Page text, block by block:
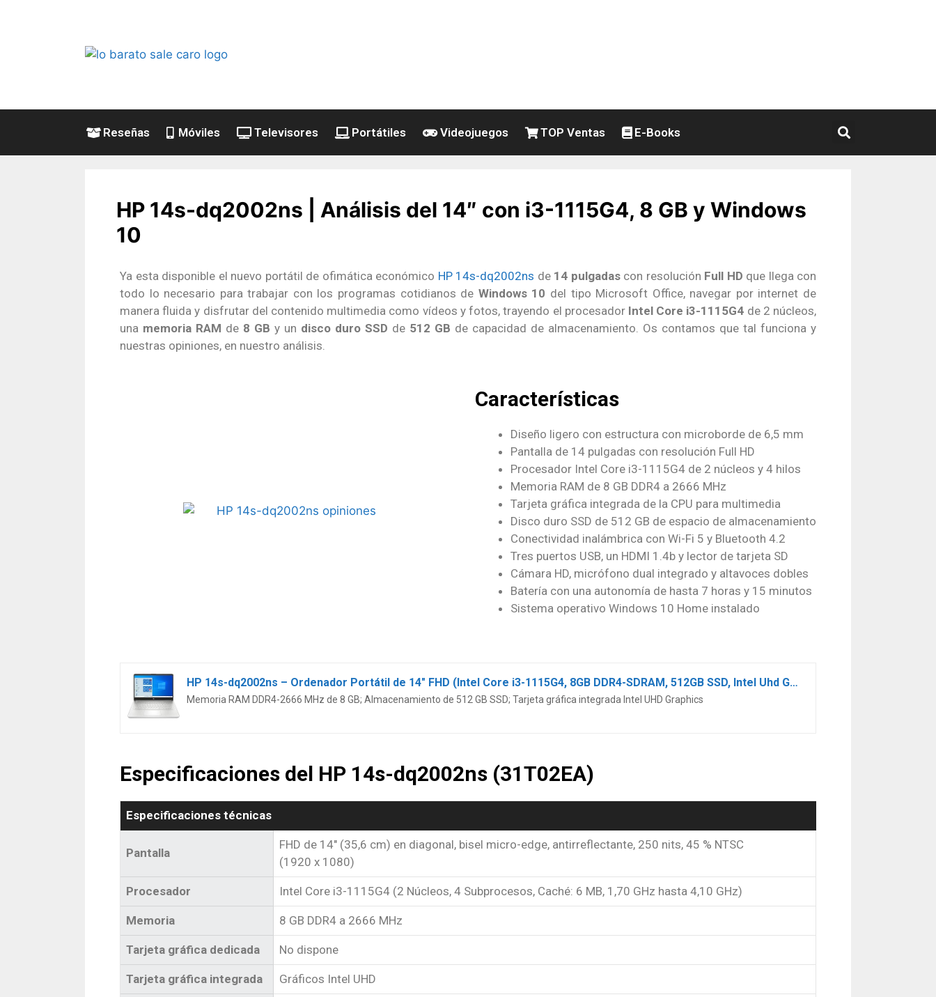
Reseñas Móviles Televisores Portátiles Videojuegos TOP Ventas E-Books
HP 14s-dq2002ns | Análisis del 14″ con i3-1115G4, 8 GB y Windows
10
Ya esta disponible el nuevo portátil de ofimática económico HP 14s-dq2002ns de 14 pulgadascon resolución Full HD que llega con
todo lo necesario para trabajar con los programas cotidianos de Windows 10 del tipo Microsoft Office, navegar por internet de
manera fluida y disfrutar del contenido multimedia como vídeos y fotos, trayendo el procesador Intel Core i3-1115G4 de 2 núcleos,
una memoria RAM de 8 GB y un disco duro SSD de 512 GB de capacidad de almacenamiento. Os contamos que tal funciona y
nuestras opiniones, en nuestro análisis.
Características
Diseño ligero con estructura con microborde de 6,5 mm
Pantalla de 14 pulgadas con resolución Full HD
Procesador Intel Core i3-1115G4 de 2 núcleos y 4 hilos
Memoria RAM de 8 GB DDR4 a 2666 MHz
Tarjeta gráfica integrada de la CPU para multimedia
Disco duro SSD de 512 GB de espacio de almacenamiento
Conectividad inalámbrica con Wi-Fi 5 y Bluetooth 4.2
Tres puertos USB, un HDMI 1.4b y lector de tarjeta SD
Cámara HD, micrófono dual integrado y altavoces dobles
Batería con una autonomía de hasta 7 horas y 15 minutos
Sistema operativo Windows 10 Home instalado
HP 14s-dq2002ns – Ordenador Portátil de 14″ FHD (Intel Core i3-1115G4, 8GB DDR4-SDRAM, 512GB SSD, Intel Uhd Graphics, Windows 10) Plata – Teclado QWERTY Español
Memoria RAM DDR4-2666 MHz de 8 GB; Almacenamiento de 512 GB SSD; Tarjeta gráfica integrada Intel UHD Graphics
Especificaciones del HP 14s-dq2002ns (31T02EA)
Especificaciones técnicas
Pantalla
FHD de 14″ (35,6 cm) en diagonal, bisel micro-edge, antirreflectante, 250 nits, 45 % NTSC
(1920 x 1080)
Procesador Intel Core i3-1115G4 (2 Núcleos, 4 Subprocesos, Caché: 6 MB, 1,70 GHz hasta 4,10 GHz)
Memoria 8 GB DDR4 a 2666 MHz
Tarjeta gráfica dedicada No dispone
Tarjeta gráfica integrada Gráficos Intel UHD